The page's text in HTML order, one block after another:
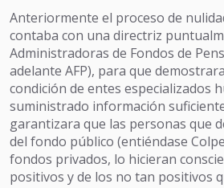
Anteriormente el proceso de
contaba con una directriz
Administradoras de Fondos de
adelante AFP), para que
condición de entes especializados
suministrado información
garantizara que las personas que
del fondo público (entiéndase
fondos privados, lo hicieran
positivos y de los no tan positivos